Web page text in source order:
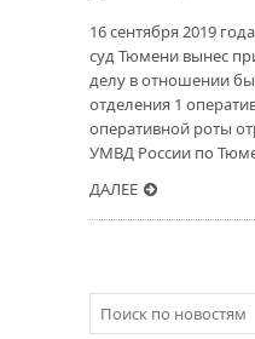
16 сентября 2019
суд Тюмени вынес
делу в отношении
отделения 1
оперативной роты
УМВД России по
ДАЛЕЕ